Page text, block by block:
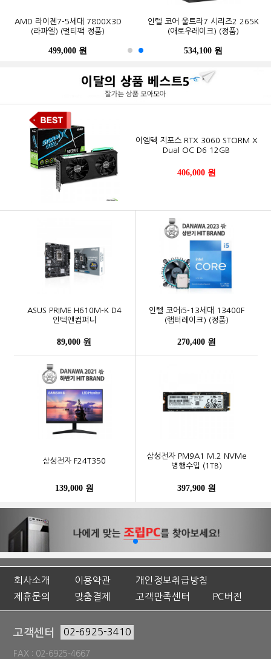
AMD 라이젠7-5세대 7800X3D
(라파엘) (멀티팩 정품)
499,000 원
인텔 코어 울트라7 시리즈2 265K
(애로우레이크) (정품)
534,100 원
ESSENCORE KLEVV DDR5-5600
CL46 파인인포 (16GB)
341,000 원
마이크론 Crucial DDR5-5600 CL46
PRO 대원씨티에스 (16GB)
387,000 원
GIGABYTE B650M K 피씨디렉트
123,000 원
ASUS TUF Gaming B850-PLUS WIFI
STCOM(조립용)
339,000 원
GIGABYTE 지포스 RTX 5060
WINDFORCE MAX OC D7 8GB
피씨디렉트
632,200 원
MSI 지포스 RTX 5070 게이밍 트리오
OC D7 12GB 트라이프로져4
1,299,000 원
Western Digital WD BLACK
SN850X M.2 NVMe (2TB)
550,000 원
삼성전자 990 PRO M.2 NVMe (2TB)
1,027,000 원
이엠텍 지포스 RTX 3060 STORM X
Dual OC D6 12GB
406,000 원
ASUS PRIME H610M-K D4
인텍앤컴퍼니
89,000 원
인텔 코어i5-13세대 13400F
(랩터레이크) (정품)
270,400 원
삼성전자 F24T350
139,000 원
삼성전자 PM9A1 M.2 NVMe
병행수입 (1TB)
397,900 원
회사소개 이용약관
개인정보취급방침
제휴문의
맞춤결제 고객만족센터 PC버전
고객센터 02-6925-3410
FAX : 02-6925-4667